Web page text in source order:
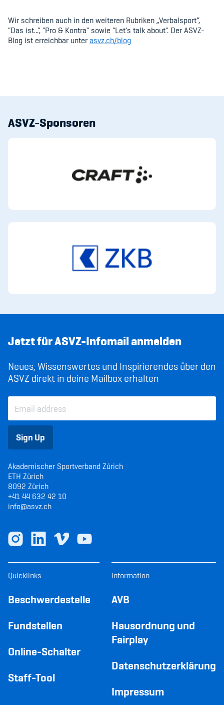
Wir schreiben auch in den weiteren Rubriken „Verbalsport“,
"Das ist...", "Pro & Kontra" sowie "Let's talk about". Der ASVZ-
Blog ist erreichbar unterasvz.ch/blog
ASVZ-Sponsoren
Jetzt für ASVZ-Infomail anmelden
Neues, Wissenswertes und Inspirierendes über den
ASVZ direkt in deine Mailbox erhalten
Sign Up
Akademischer Sportverband Zürich
ETH Zürich
8092 Zürich
+41 44 632 42 10
info@asvz.ch
Quicklinks
Beschwerdestelle
Fundstellen
Online-Schalter
Staff-Tool
Information
AVB
Hausordnung und
Fairplay
Datenschutzerklärung
Impressum